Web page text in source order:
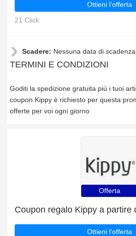
Ottieni l'offerta
21 Click
Scadere: Nessuna data di scadenza
TERMINI E CONDIZIONI
Goditi la spedizione gratuita più i tuoi
coupon Kippy è richiesto per questa
offerte per voi ogni giorno
Offerta
Coupon regalo Kippy a partire
Ottieni l'offerta